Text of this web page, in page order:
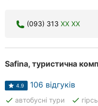
Полтава
Чернігів
Черкаси
Чернівці
(093) 313 XX XX
Safina, туристична
4.9 106 відгуків
done автобусні тури done